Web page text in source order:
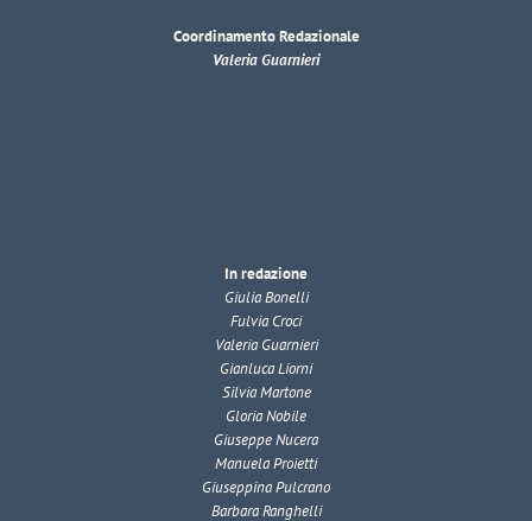
Coordinamento Redazionale
Valeria Guarnieri
In redazione
Giulia Bonelli
Fulvia Croci
Valeria Guarnieri
Gianluca Liorni
Silvia Martone
Gloria Nobile
Giuseppe Nucera
Manuela Proietti
Giuseppina Pulcrano
Barbara Ranghelli